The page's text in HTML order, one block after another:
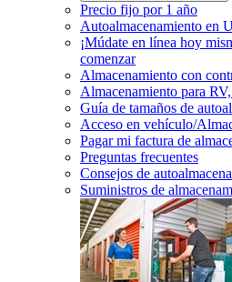
Precio fijo por 1 año
Autoalmacenamiento en
¡Múdate en línea hoy
comenzar
Almacenamiento con
Almacenamiento para
Guía de tamaños de
Acceso en vehículo/
Pagar mi factura de
Preguntas frecuentes
Consejos de
Suministros de